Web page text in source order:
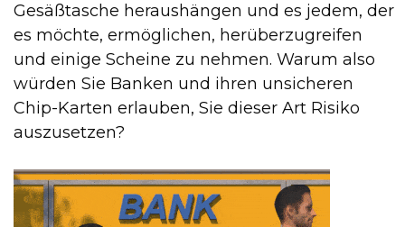
Gesäßtasche heraushängen und es jedem, der
es möchte, ermöglichen, herüberzugreifen
und einige Scheine zu nehmen. Warum also
würden Sie Banken und ihren unsicheren
Chip-Karten erlauben, Sie dieser Art Risiko
auszusetzen?